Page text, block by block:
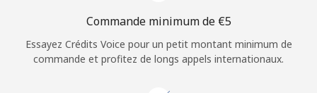
Commande minimum de ⁦€5⁩
Essayez Crédits Voice pour un petit montant minimum de
commande et profitez de longs appels internationaux.